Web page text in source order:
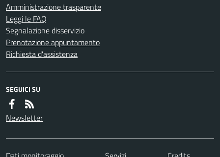
Amministrazione trasparente
Leggi le FAQ
Segnalazione disservizio
Prenotazione appuntamento
Richiesta d'assistenza
SEGUICI SU
Newsletter